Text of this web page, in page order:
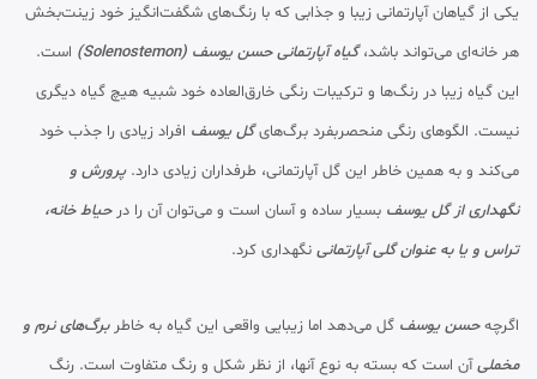
یکی از گیاهان آپارتمانی زیبا و جذابی که با رنگ‌های شگفت‌انگیز خود زینت‌بخش
هر خانه‌ای می‌تواند باشد،گیاه آپارتمانی حسن یوسف (Solenostemon)
است.
این گیاه زیبا در رنگ‌ها و ترکیبات رنگی خارق‌العاده خود شبیه هیچ گیاه دیگری
نیست. الگوهای رنگی منحصربفرد برگ‌هایگل یوسف افراد زیادی را جذب خود
می‌کند و به همین خاطر این گل آپارتمانی، طرفداران زیادی دارد.پرورش و
نگهداری از گل یوسف بسیار ساده و آسان است و می‌توان آن را درحیاط خانه،
تراس و یا به عنوان گلی آپارتمانی نگهداری کرد.
اگرچهحسن یوسف گل می‌دهد اما زیبایی واقعی این گیاه به خاطر برگ‌های نرم و
مخملیآن است که بسته به نوع آنها، از نظر شکل و رنگ متفاوت است. رنگ